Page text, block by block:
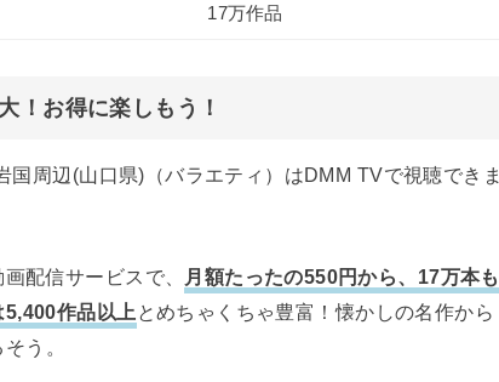
17万作品
！お得に楽しもう！
国周辺(山口県)（バラエティ）はDMM TVで視聴できま
配信サービスで、
月額たったの550円から、17万本も
作品以上 とめちゃくちゃ豊富！懐かしの名作から
う。